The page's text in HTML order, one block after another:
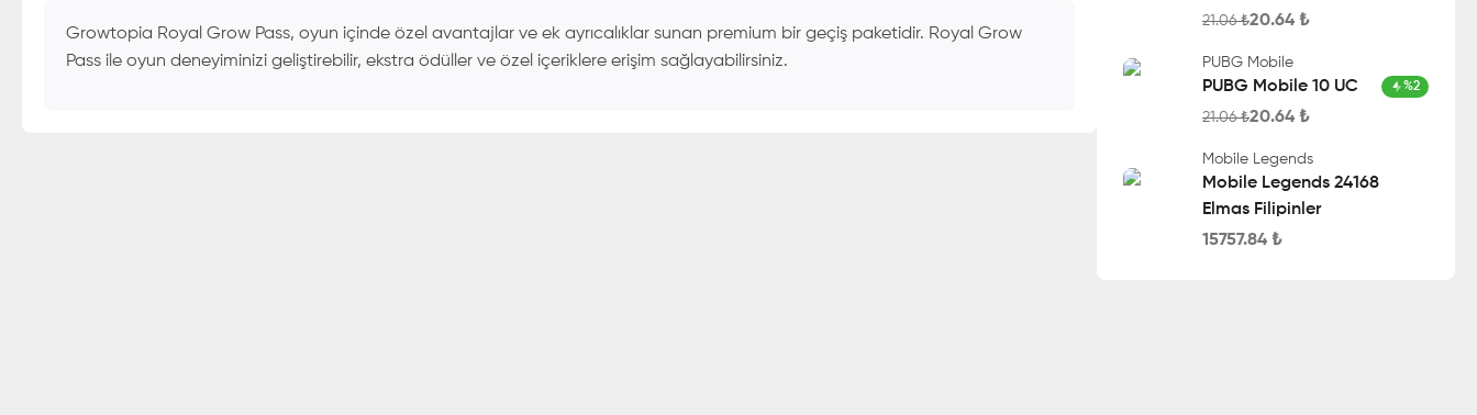
Growtopia Royal Grow Pass, oyun içinde özel avantajlar ve ek ayrıcalıklar sunan premium bir geçiş paketidir. Royal Grow
Pass ile oyun deneyiminizi geliştirebilir, ekstra ödüller ve özel içeriklere erişim sağlayabilirsiniz.
21.06₺20.64 ₺
PUBG Mobile
PUBG Mobile 10 UC %2
21.06₺20.64 ₺
Mobile Legends
Mobile Legends 24168
Elmas Filipinler
15757.84 ₺